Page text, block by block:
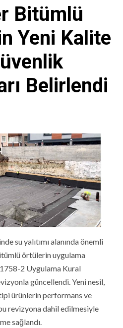
Bitümlü
Yeni Kalite
Belirlendi
su yalıtımı alanında önemli
örtülerin uygulama
2 Uygulama Kural
güncellendi. Yeni nesil,
ürünlerin performans ve
revizyona dahil edilmesiyle
sağlandı.